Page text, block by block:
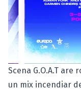
Scena G.O.A.T are
un mix incendiar